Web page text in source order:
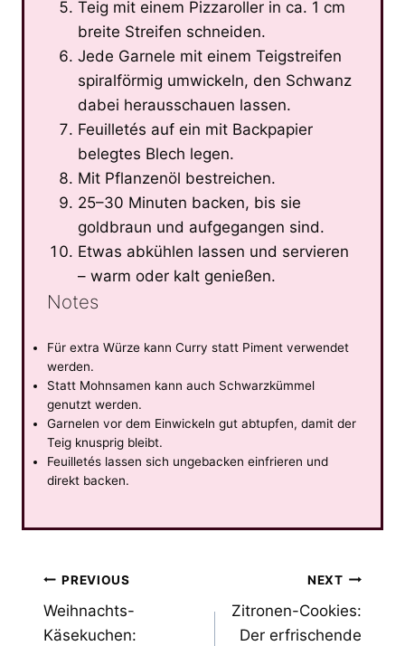
Teig mit einem Pizzaroller in ca. 1 cm
breite Streifen schneiden.
Jede Garnele mit einem Teigstreifen
spiralförmig umwickeln, den Schwanz
dabei herausschauen lassen.
Feuilletés auf ein mit Backpapier
belegtes Blech legen.
Mit Pflanzenöl bestreichen.
25–30 Minuten backen, bis sie
goldbraun und aufgegangen sind.
Etwas abkühlen lassen und servieren
– warm oder kalt genießen.
Notes
Für extra Würze kann Curry statt Piment verwendet
werden.
Statt Mohnsamen kann auch Schwarzkümmel
genutzt werden.
Garnelen vor dem Einwickeln gut abtupfen, damit der
Teig knusprig bleibt.
Feuilletés lassen sich ungebacken einfrieren und
direkt backen.
Post
navigation
PREVIOUS
Weihnachts-
Käsekuchen:
NEXT
Zitronen-Cookies:
Der erfrischende